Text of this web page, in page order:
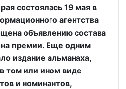
состоялась 19 мая в
агентства
объявлению состава
премии. Еще одним
издание альманаха,
том или ином виде
и номинантов,